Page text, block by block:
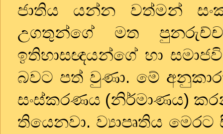
ජාතිය යන්න වත්මන්
උගතුන්ගේ මත
ඉතිහාසඥයන්ගේ හා
බවට පත් වුණා. මේ
සංස්කරණය (නිර්මාණය)
තියෙනවා. ව්‍යාපෘතිය